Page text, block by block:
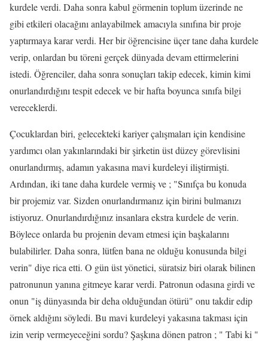
kurdele verdi. Daha sonra kabul görmenin toplum üzerinde ne
gibi etkileri olacağını anlayabilmek amacıyla sınıfına bir proje
yaptırmaya karar verdi. Her bir öğrencisine üçer tane daha kurdele
verip, onlardan bu töreni gerçek dünyada devam ettirmelerini
istedi. Öğrenciler, daha sonra sonuçları takip edecek, kimin kimi
onurlandırdığını tespit edecek ve bir hafta boyunca sınıfa bilgi
vereceklerdi.
Çocuklardan biri, gelecekteki kariyer çalışmaları için kendisine
yardımcı olan yakınlarındaki bir şirketin üst düzey görevlisini
onurlandırmış, adamın yakasına mavi kurdeleyi iliştirmişti.
Ardından, iki tane daha kurdele vermiş ve ; "Sınıfça bu konuda
bir projemiz var. Sizden onurlandırmanız için birini bulmanızı
istiyoruz. Onurlandırdığınız insanlara ekstra kurdele de verin.
Böylece onlarda bu projenin devam etmesi için başkalarını
bulabilirler. Daha sonra, lütfen bana ne olduğu konusunda bilgi
verin" diye rica etti. O gün üst yönetici, süratsiz biri olarak bilinen
patronunun yanına gitmeye karar verdi. Patronun odasına girdi ve
onun "iş dünyasında bir deha olduğundan ötürü" onu takdir edip
örnek aldığını söyledi. Bu mavi kurdeleyi yakasına takması için
izin verip vermeyeceğini sordu? Şaşkına dönen patron ; " Tabi ki "